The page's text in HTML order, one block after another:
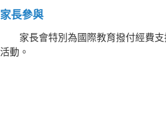
家長參與
家長會特別為國際教育撥付經費支
活動。